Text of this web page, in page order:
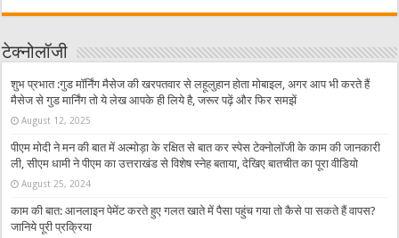
टेक्नोलॉजी
शुभ प्रभात :गुड मॉर्निंग मैसेज की खरपतवार से लहूलुहान होता मोबाइल, अगर आप भी करते हैं
मैसेज से गुड मार्निंग तो ये लेख आपके ही लिये है, जरूर पढ़ें और फिर समझें
August 12, 2025
पीएम मोदी ने मन की बात में अल्मोड़ा के रक्षित से बात कर स्पेस टेक्नोलॉजी के काम की जानकारी
ली, सीएम धामी ने पीएम का उत्तराखंड से विशेष स्नेह बताया, देखिए बातचीत का पूरा वीडियो
August 25, 2024
काम की बात: आनलाइन पेमेंट करते हुए गलत खाते में पैसा पहुंच गया तो कैसे पा सकते हैं वापस?
जानिये पूरी प्रक्रिया